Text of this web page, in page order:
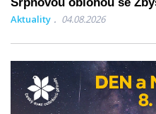
Aktuality 04.08.2026